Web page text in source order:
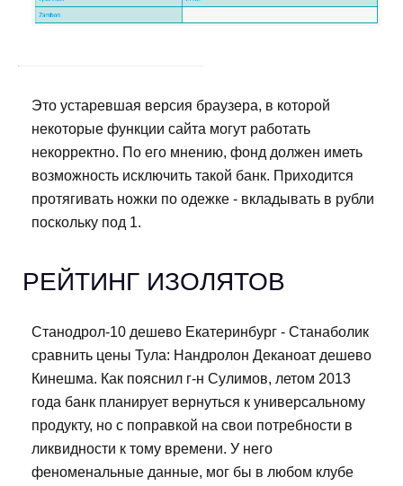
Это устаревшая версия браузера, в которой
некоторые функции сайта могут работать
некорректно. По его мнению, фонд должен иметь
возможность исключить такой банк. Приходится
протягивать ножки по одежке - вкладывать в рубли
поскольку под 1.
РЕЙТИНГ ИЗОЛЯТОВ
Станодрол-10 дешево Екатеринбург - Станаболик
сравнить цены Тула: Нандролон Деканоат дешево
Кинешма. Как пояснил г-н Сулимов, летом 2013
года банк планирует вернуться к универсальному
продукту, но с поправкой на свои потребности в
ликвидности к тому времени. У него
феноменальные данные, мог бы в любом клубе